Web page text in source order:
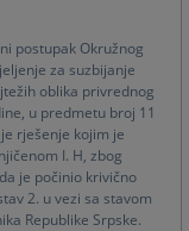
postupak Okružnog
za suzbijanje
oblika privrednog
u predmetu broj 11
rješenje kojim je
I. H, zbog
je počinio krivično
2. u vezi sa stavom
Republike Srpske.